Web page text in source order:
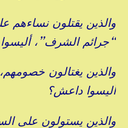
والذين يقتلون
“جرائم الشرف”،
والذين يغتالون
أليسوا داعش؟
والذين يستولون على